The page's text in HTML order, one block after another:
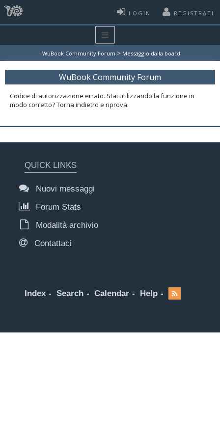
LOGIN REGISTRATI
WuBook Community Forum > Messaggio dalla board
WuBook Community Forum
Codice di autorizzazione errato. Stai utilizzando la funzione in
modo corretto? Torna indietro e riprova.
QUICK LINKS
Nuovi messaggi
Forum Stats
Modalità archivio
Contattaci
Index Search Calendar Help